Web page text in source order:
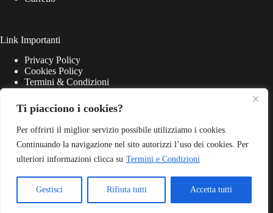
Ti piacciono i cookies?
Per offrirti il miglior servizio possibile utilizziamo i cookies.
Continuando la navigazione nel sito autorizzi l’uso dei cookies. Per
ulteriori informazioni clicca su Termini e Condizioni
Gestisci Rifiuta tutti Accetta tutti
Link Importanti
Privacy Policy
Cookies Policy
Termini & Condizioni